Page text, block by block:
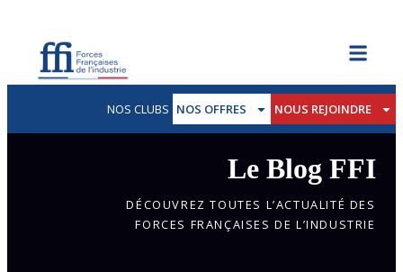
NOS CLUBS NOS OFFRES NOUS REJOINDRE
Le Blog FFI
DÉCOUVREZ TOUTES L’ACTUALITÉ DES
FORCES FRANÇAISES DE L’INDUSTRIE